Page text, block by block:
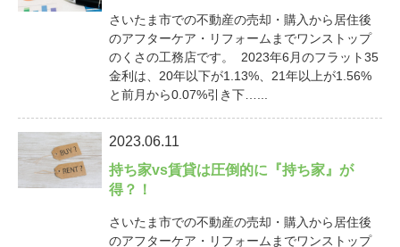
さいたま市での不動産の売却・購入から居住後
のアフターケア・リフォームまでワンストップ
のくさの工務店です。 2023年6月のフラット35
金利は、20年以下が1.13%、21年以上が1.56%
と前月から0.07%引き下…...
2023.06.11
持ち家vs賃貸は圧倒的に『持ち家』が
得？！
さいたま市での不動産の売却・購入から居住後
のアフターケア・リフォームまでワンストップ